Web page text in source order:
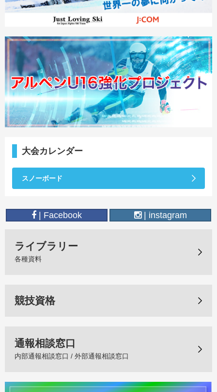
大会カレンダー
スノーボード
| Facebook | instagram
ライブラリー
各種資料
競技資格
通報相談窓口
内部通報相談窓口 / 外部通報相談窓口